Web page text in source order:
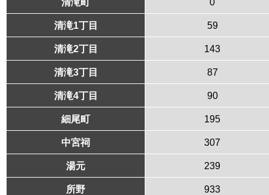
清滝1丁目 59
清滝2丁目 143
清滝3丁目 87
清滝4丁目 90
細尾町 195
中宮祠 307
湯元 239
所野 933